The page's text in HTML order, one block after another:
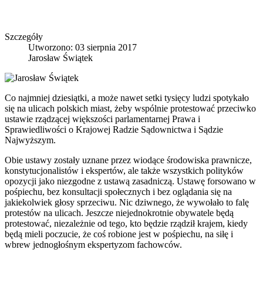
Szczegóły
Utworzono: 03 sierpnia 2017
Jarosław Świątek
Co najmniej dziesiątki, a może nawet setki tysięcy ludzi spotykało
się na ulicach polskich miast, żeby wspólnie protestować przeciwko
ustawie rządzącej większości parlamentarnej Prawa i
Sprawiedliwości o Krajowej Radzie Sądownictwa i Sądzie
Najwyższym.
Obie ustawy zostały uznane przez wiodące środowiska prawnicze,
konstytucjonalistów i ekspertów, ale także wszystkich polityków
opozycji jako niezgodne z ustawą zasadniczą. Ustawę forsowano w
pośpiechu, bez konsultacji społecznych i bez oglądania się na
jakiekolwiek głosy sprzeciwu. Nic dziwnego, że wywołało to falę
protestów na ulicach. Jeszcze niejednokrotnie obywatele będą
protestować, niezależnie od tego, kto będzie rządził krajem, kiedy
będą mieli poczucie, że coś robione jest w pośpiechu, na siłę i
wbrew jednogłośnym ekspertyzom fachowców.